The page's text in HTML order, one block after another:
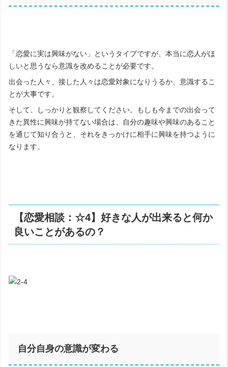
「恋愛に実は興味がない」というタイプですが、本当に恋人がほ
しいと思うなら意識を改めることが必要です。
出会った人々、接した人々は恋愛対象になりうるか、意識するこ
とが大事です。
そして、しっかりと観察してください。もしも今までの出会って
きた異性に興味が持てない場合は、自分の趣味や興味のあること
を通じて知り合うと、それをきっかけに相手に興味を持つように
なります。
【恋愛相談：☆4】好きな人が出来ると何か
良いことがあるの？
自分自身の意識が変わる